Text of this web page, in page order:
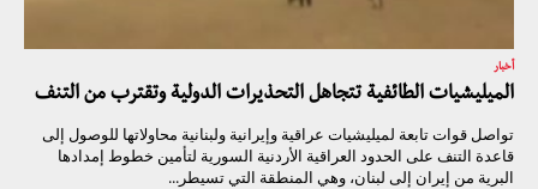
أخبار
الميليشيات الطائفية تتجاهل التحذيرات الدولية وتقترب من التنف
تواصل قوات تابعة لميليشيات عراقية وإيرانية ولبنانية محاولاتها للوصول إلى
قاعدة التنف على الحدود العراقية الأردنية السورية لتأمين خطوط إمدادها
البرية من إيران إلى لبنان، وهي المنطقة التي تسيطر...